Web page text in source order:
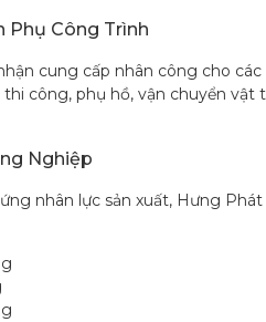
Phụ Công Trình
cung cấp nhân công cho
công, phụ hồ, vận chuyển vật
Nghiệp
nhân lực sản xuất, Hưng